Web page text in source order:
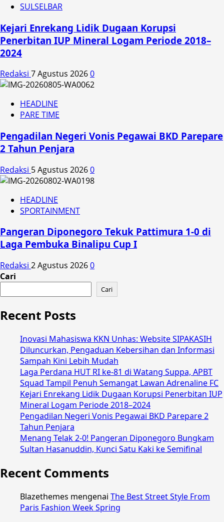
SULSELBAR
Kejari Enrekang Lidik Dugaan Korupsi
Penerbitan IUP Mineral Logam Periode 2018–
2024
Redaksi 7 Agustus 20260
HEADLINE
PARE TIME
Pengadilan Negeri Vonis Pegawai BKD Parepare
2 Tahun Penjara
Redaksi 5 Agustus 20260
HEADLINE
SPORTAINMENT
Pangeran Diponegoro Tekuk Pattimura 1-0 di
Laga Pembuka Binalipu Cup I
Redaksi 2 Agustus 20260
Cari
Cari
Recent Posts
Inovasi Mahasiswa KKN Unhas: Website SIPAKASIH
Diluncurkan, Pengaduan Kebersihan dan Informasi
Sampah Kini Lebih Mudah
Laga Perdana HUT RI ke-81 di Watang Suppa, APBT
Squad Tampil Penuh Semangat Lawan Adrenaline FC
Kejari Enrekang Lidik Dugaan Korupsi Penerbitan IUP
Mineral Logam Periode 2018–2024
Pengadilan Negeri Vonis Pegawai BKD Parepare 2
Tahun Penjara
Menang Telak 2-0! Pangeran Diponegoro Bungkam
Sultan Hasanuddin, Kunci Satu Kaki ke Semifinal
Recent Comments
Blazethemes mengenai The Best Street Style From
Paris Fashion Week Spring